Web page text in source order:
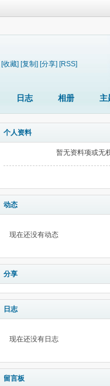
[收藏] [复制] [分享] [RSS]
日志 相册 主
个人资料
暂无资料项或无
动态
现在还没有动态
分享
日志
现在还没有日志
留言板